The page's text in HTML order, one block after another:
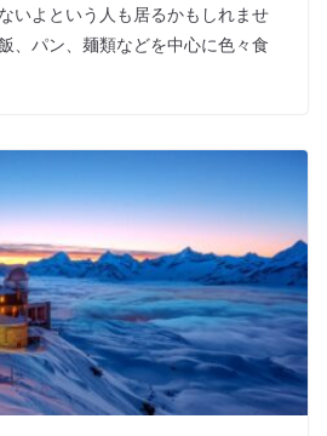
いよという人も居るかもしれませ
、パン、麺類などを中心に色々食